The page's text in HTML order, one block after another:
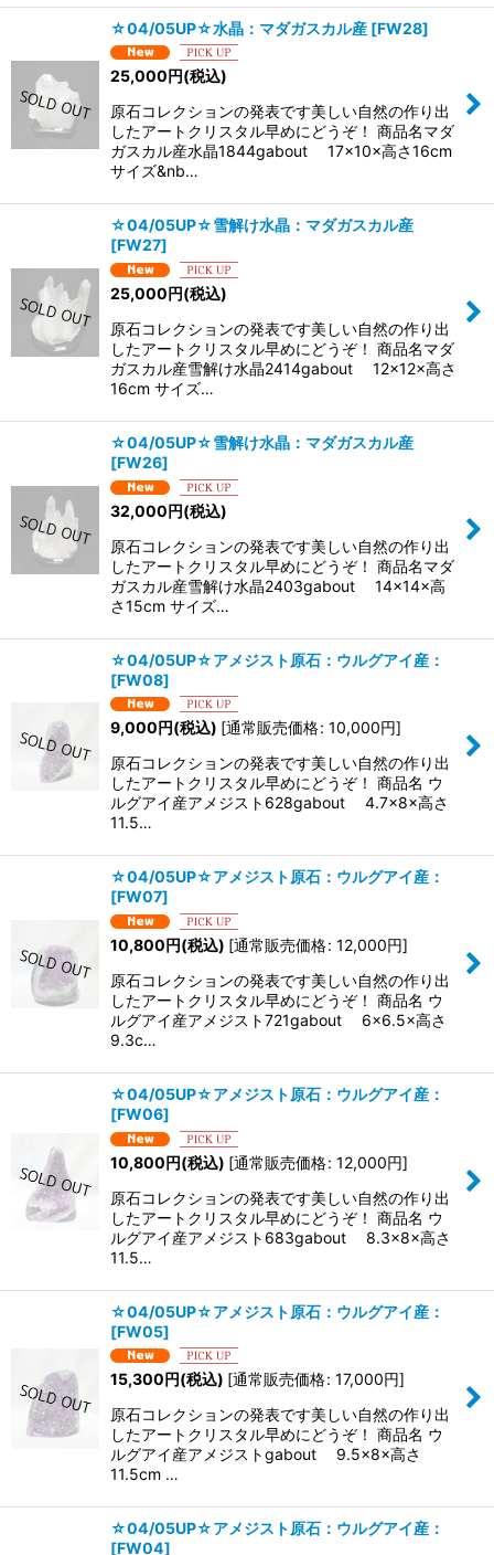
☆04/05UP☆水晶：マダガスカル産 [FW28]
25,000円(税込)
原石コレクションの発表です美しい自然の作り出
したアートクリスタル早めにどうぞ！ 商品名マダ
ガスカル産水晶1844gabout 17×10×高さ16cm
サイズ&nb…
☆04/05UP☆雪解け水晶：マダガスカル産
[FW27]
25,000円(税込)
原石コレクションの発表です美しい自然の作り出
したアートクリスタル早めにどうぞ！ 商品名マダ
ガスカル産雪解け水晶2414gabout 12×12×高さ
16cm サイズ…
☆04/05UP☆雪解け水晶：マダガスカル産
[FW26]
32,000円(税込)
原石コレクションの発表です美しい自然の作り出
したアートクリスタル早めにどうぞ！ 商品名マダ
ガスカル産雪解け水晶2403gabout 14×14×高
さ15cm サイズ…
☆04/05UP☆アメジスト原石：ウルグアイ産：
[FW08]
9,000円(税込) [通常販売価格: 10,000円]
原石コレクションの発表です美しい自然の作り出
したアートクリスタル早めにどうぞ！ 商品名 ウ
ルグアイ産アメジスト628gabout 4.7×8×高さ
11.5…
☆04/05UP☆アメジスト原石：ウルグアイ産：
[FW07]
10,800円(税込) [通常販売価格: 12,000円]
原石コレクションの発表です美しい自然の作り出
したアートクリスタル早めにどうぞ！ 商品名 ウ
ルグアイ産アメジスト721gabout 6×6.5×高さ
9.3c…
☆04/05UP☆アメジスト原石：ウルグアイ産：
[FW06]
10,800円(税込) [通常販売価格: 12,000円]
原石コレクションの発表です美しい自然の作り出
したアートクリスタル早めにどうぞ！ 商品名 ウ
ルグアイ産アメジスト683gabout 8.3×8×高さ
11.5…
☆04/05UP☆アメジスト原石：ウルグアイ産：
[FW05]
15,300円(税込) [通常販売価格: 17,000円]
原石コレクションの発表です美しい自然の作り出
したアートクリスタル早めにどうぞ！ 商品名 ウ
ルグアイ産アメジストgabout 9.5×8×高さ
11.5cm …
☆04/05UP☆アメジスト原石：ウルグアイ産：
[FW04]